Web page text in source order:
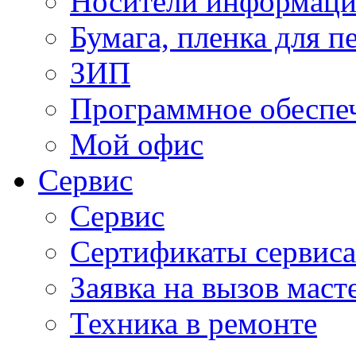
Бумага, пленка для
ЗИП
Программное
Мой офис
Сервис
Сервис
Сертификаты сервиса
Заявка на вызов
Техника в ремонте